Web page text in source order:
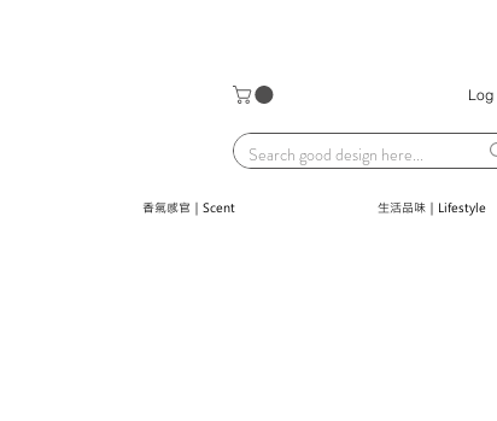
Log
香氣感官｜Scent 生活品味｜Lifestyle